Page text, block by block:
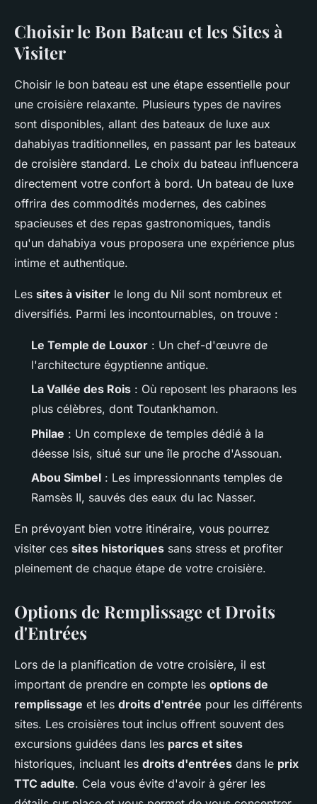
Choisir le Bon Bateau et les Sites à
Visiter
Choisir le bon bateau est une étape essentielle pour
une croisière relaxante. Plusieurs types de navires
sont disponibles, allant des bateaux de luxe aux
dahabiyas traditionnelles, en passant par les bateaux
de croisière standard. Le choix du bateau influencera
directement votre confort à bord. Un bateau de luxe
offrira des commodités modernes, des cabines
spacieuses et des repas gastronomiques, tandis
qu'un dahabiya vous proposera une expérience plus
intime et authentique.
Les sites à visiter le long du Nil sont nombreux et
diversifiés. Parmi les incontournables, on trouve :
Le Temple de Louxor : Un chef-d'œuvre de
l'architecture égyptienne antique.
La Vallée des Rois : Où reposent les pharaons les
plus célèbres, dont Toutankhamon.
Philae : Un complexe de temples dédié à la
déesse Isis, situé sur une île proche d'Assouan.
Abou Simbel : Les impressionnants temples de
Ramsès II, sauvés des eaux du lac Nasser.
En prévoyant bien votre itinéraire, vous pourrez
visiter ces sites historiques sans stress et profiter
pleinement de chaque étape de votre croisière.
Options de Remplissage et Droits
d'Entrées
Lors de la planification de votre croisière, il est
important de prendre en compte les options de
remplissage et les droits d'entrée pour les différents
sites. Les croisières tout inclus offrent souvent des
excursions guidées dans les parcs et sites
historiques, incluant les droits d'entrées dans le prix
TTC adulte. Cela vous évite d'avoir à gérer les